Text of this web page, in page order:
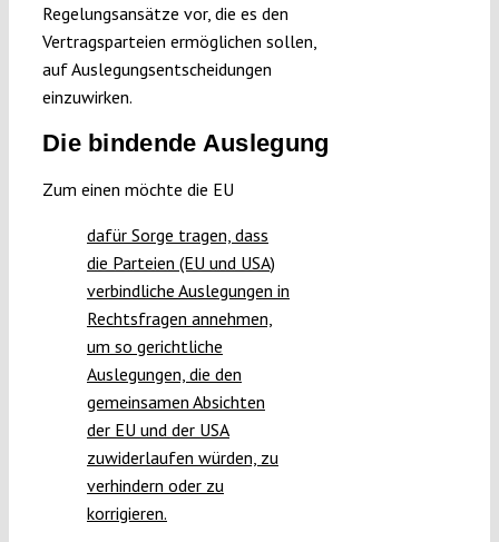
Regelungsansätze vor, die es den
Vertragsparteien ermöglichen sollen,
auf Auslegungsentscheidungen
einzuwirken.
Die bindende Auslegung
Zum einen möchte die EU
dafür Sorge tragen, dass
die Parteien (EU und USA)
verbindliche Auslegungen in
Rechtsfragen annehmen,
um so gerichtliche
Auslegungen, die den
gemeinsamen Absichten
der EU und der USA
zuwiderlaufen würden, zu
verhindern oder zu
korrigieren.